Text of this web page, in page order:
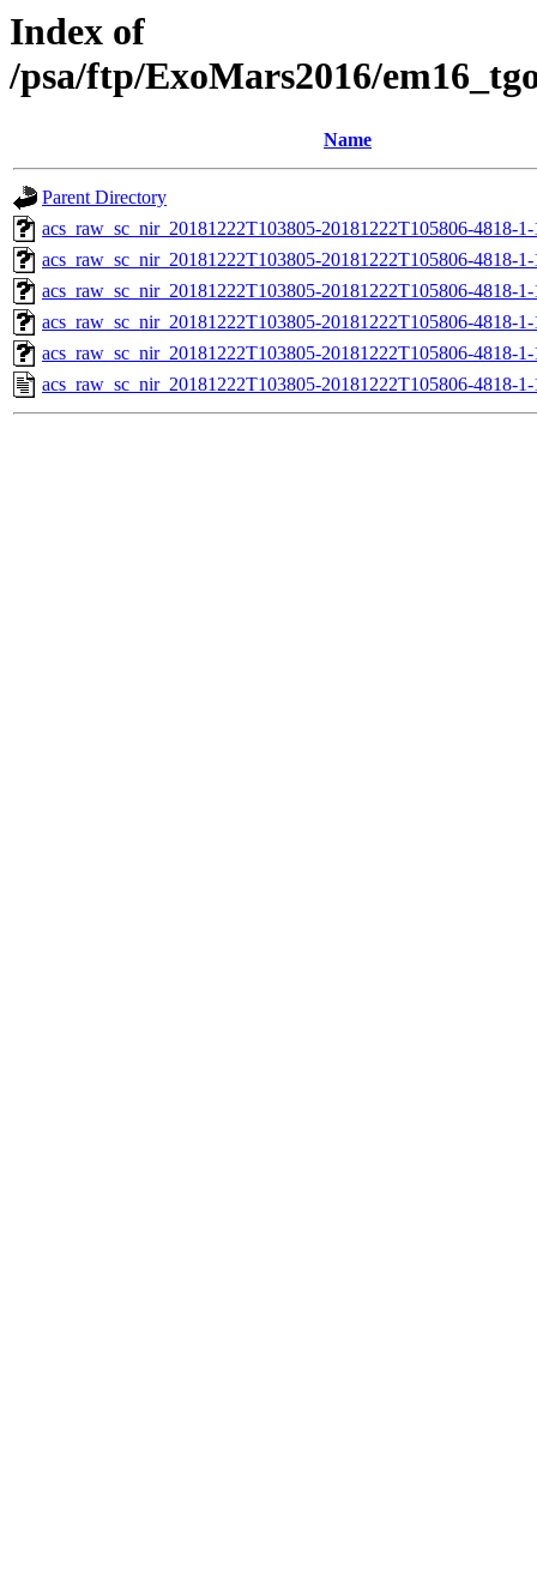
Index of
/psa/ftp/ExoMars2016/
Name
Parent Directory
acs_raw_sc_nir_20181222T103805-20181222T105806-4818-
acs_raw_sc_nir_20181222T103805-20181222T105806-4818-
acs_raw_sc_nir_20181222T103805-20181222T105806-4818-
acs_raw_sc_nir_20181222T103805-20181222T105806-4818-
acs_raw_sc_nir_20181222T103805-20181222T105806-4818-
acs_raw_sc_nir_20181222T103805-20181222T105806-4818-